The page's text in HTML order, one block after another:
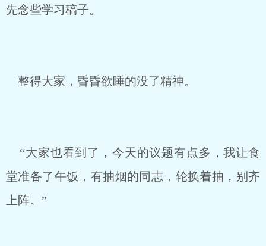
先念些学习稿子。
整得大家，昏昏欲睡的没了精神。
“大家也看到了，今天的议题有点多，我让食
堂准备了午饭，有抽烟的同志，轮换着抽，别齐
上阵。”